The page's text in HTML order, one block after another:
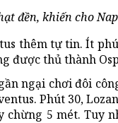
đền, khiến cho
thêm tự tin. Ít
được thủ thành
ngại chơi đôi
Phút 30,
5 mét. Tuy